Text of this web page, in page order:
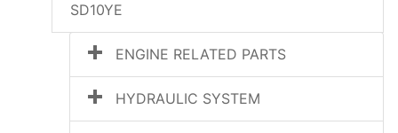
SD10YE
ENGINE RELATED PARTS
HYDRAULIC SYSTEM